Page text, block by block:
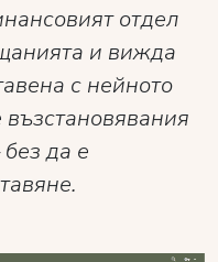
отдел
и вижда
с нейното
да е